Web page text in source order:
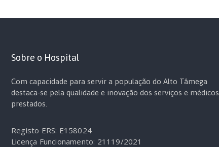
Sobre o Hospital
Com capacidade para servir a população do Alto Tâmega
destaca-se pela qualidade e inovação dos serviços e médicos
prestados.
Registo ERS: E158024
Licença Funcionamento: 21119/2021